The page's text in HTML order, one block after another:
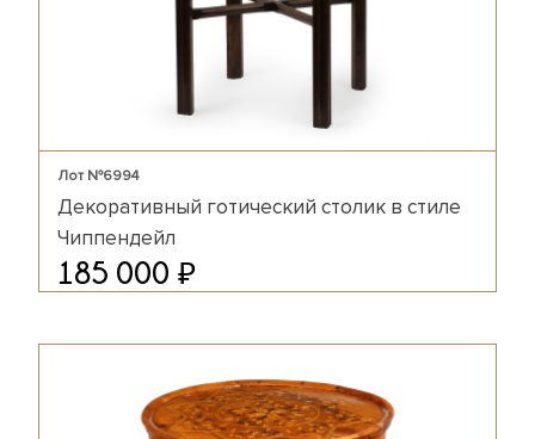
Лот №6994
Декоративный готический столик в стиле
Чиппендейл
185 000 ₽